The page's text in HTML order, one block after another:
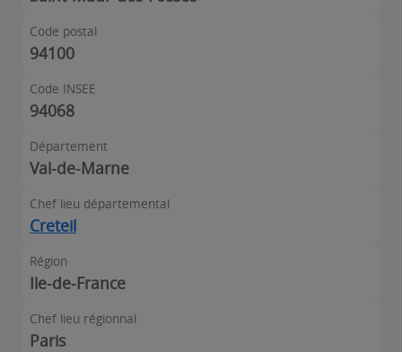
Code postal
94100
Code INSEE
94068
Département
Val-de-Marne
Chef lieu départemental
Creteil
Région
Ile-de-France
Chef lieu régionnal
Paris